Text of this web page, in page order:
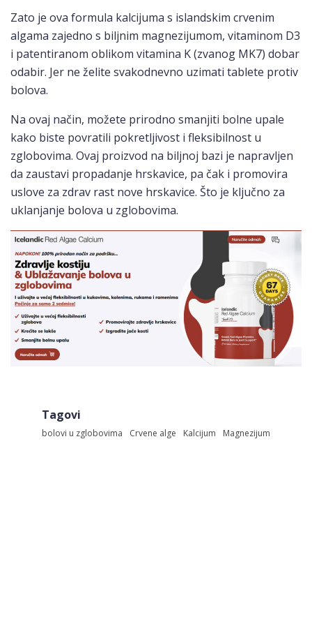
Zato je ova formula kalcijuma s islandskim crvenim
algama zajedno s biljnim magnezijumom, vitaminom D3
i patentiranom oblikom vitamina K (zvanog MK7) dobar
odabir. Jer ne želite svakodnevno uzimati tablete protiv
bolova.
Na ovaj način, možete prirodno smanjiti bolne upale
kako biste povratili pokretljivost i fleksibilnost u
zglobovima. Ovaj proizvod na biljnoj bazi je napravljen
da zaustavi propadanje hrskavice, pa čak i promovira
uslove za zdrav rast nove hrskavice. Što je ključno za
uklanjanje bolova u zglobovima.
Tagovi
bolovi u zglobovima Crvene alge Kalcijum Magnezijum